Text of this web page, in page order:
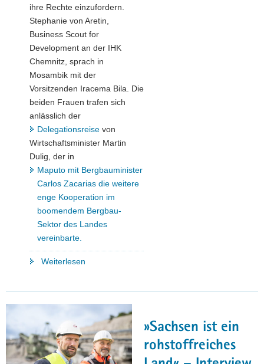
ihre Rechte einzufordern.
Stephanie von Aretin,
Business Scout for
Development an der IHK
Chemnitz, sprach in
Mosambik mit der
Vorsitzenden Iracema Bila. Die
beiden Frauen trafen sich
anlässlich der
Delegationsreise von
Wirtschaftsminister Martin
Dulig, der in
Maputo mit Bergbauminister
Carlos Zacarias die weitere
enge Kooperation im
boomendem Bergbau-
Sektor des Landes
vereinbarte.
Weiterlesen
Wasserfall«"
»Sachsen ist ein
rohstoffreiches